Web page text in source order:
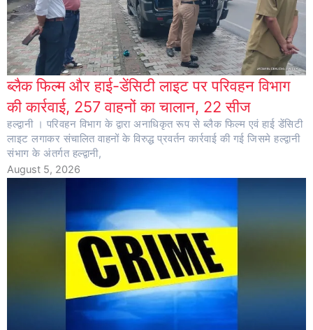
ब्लैक फिल्म और हाई-डेंसिटी लाइट पर परिवहन विभाग
की कार्रवाई, 257 वाहनों का चालान, 22 सीज
हल्द्वानी । परिवहन विभाग के द्वारा अनाधिकृत रूप से ब्लैक फिल्म एवं हाई डेंसिटी
लाइट लगाकर संचालित वाहनों के विरुद्ध प्रवर्तन कार्रवाई की गई जिसमे हल्द्वानी
संभाग के अंतर्गत हल्द्वानी,
August 5, 2026